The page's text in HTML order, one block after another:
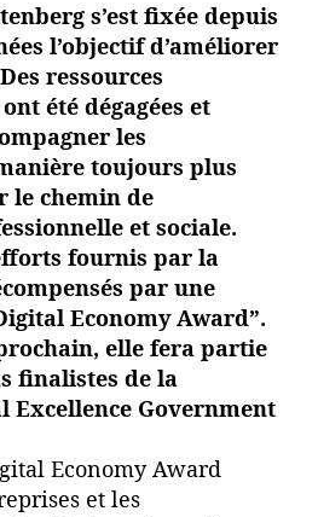
s’est fixée depuis
l’objectif d’améliorer
ressources
été dégagées et
les
toujours plus
le chemin de
et sociale.
fournis par la
par une
Economy Award”.
elle fera partie
finalistes de la
Excellence Government
Economy Award
et les